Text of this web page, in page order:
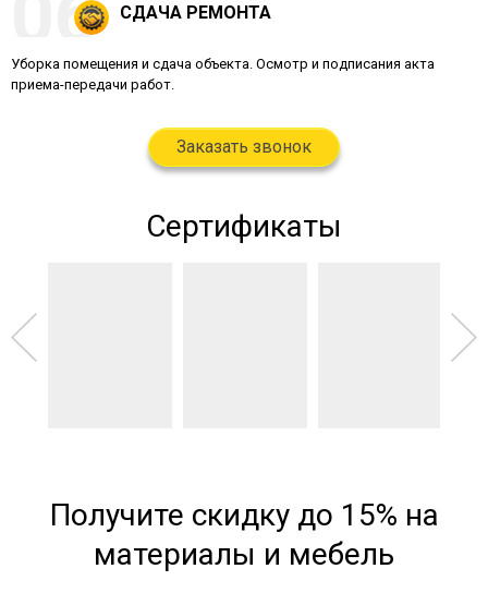
СДАЧА РЕМОНТА
Уборка помещения и сдача объекта. Осмотр и подписания акта
приема-передачи работ.
Заказать звонок
Сертификаты
Получите скидку до 15% на
материалы и мебель